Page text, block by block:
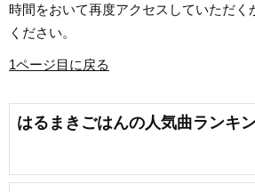
時間をおいて再度アクセスしていただく
ください。
1ページ目に戻る
はるまきごはんの人気曲ランキ